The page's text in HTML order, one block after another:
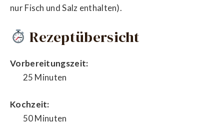
nur Fisch und Salz enthalten).
Rezeptübersicht
Vorbereitungszeit:
25 Minuten
Kochzeit:
50 Minuten